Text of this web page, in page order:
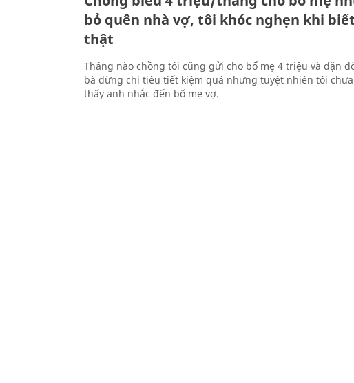
bỏ quên nhà vợ, tôi khóc nghẹn khi
thật
Tháng nào chồng tôi cũng gửi cho bố mẹ 4 triệu và dặn
bà đừng chi tiêu tiết kiệm quá nhưng tuyệt nhiên tôi
thấy anh nhắc đến bố mẹ vợ.